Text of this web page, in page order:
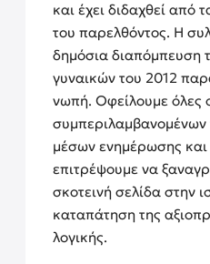
και έχει διδαχθεί από
του παρελθόντος. Η
δημόσια διαπόμπευση
γυναικών του 2012
νωπή. Οφείλουμε όλες
συμπεριλαμβανομένων
μέσων ενημέρωσης
επιτρέψουμε να
σκοτεινή σελίδα στην
καταπάτηση της
λογικής.